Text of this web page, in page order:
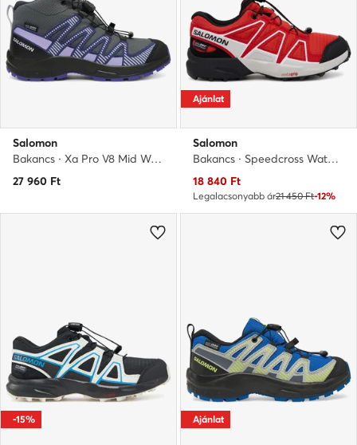
Salomon
Bakancs · Xa Pro V8 Mid Waterproof L47857300 · Szürke
27 960 Ft
Ajánlat
Salomon
Bakancs · Speedcross Waterproof L47733800 · Piros
Aktuális ár
18 840 Ft
Legalacsonyabb ár21 450 Ft-12%
-15% Ajánlat